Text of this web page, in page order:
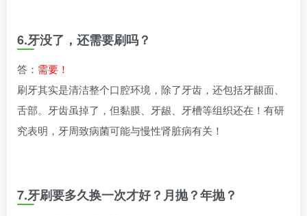
6.牙没了，还需要刷吗？
答： 需要！
刷牙其实是清洁整个口腔环境，除了牙齿，还包括牙龈面、
舌部。牙齿虽掉了，但黏膜、牙龈、牙槽等组织还在！有研
究表明，牙周致病菌可能与慢性肾脏病有关！
7.牙刷要多久换一次才好？月抛？年抛？